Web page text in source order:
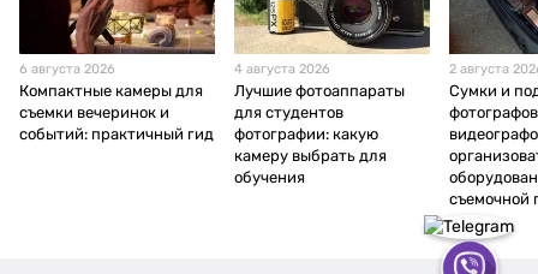
6 августа 2026
Компактные камеры для
съемки вечеринок и
событий: практичный гид
4 августа 2026
Лучшие фотоаппараты
для студентов
фотографии: какую
камеру выбрать для
обучения
2 августа
Сумки и
съемочной